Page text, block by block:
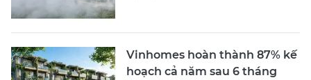
Vinhomes hoàn thành 87% kế
hoạch cả năm sau 6 tháng